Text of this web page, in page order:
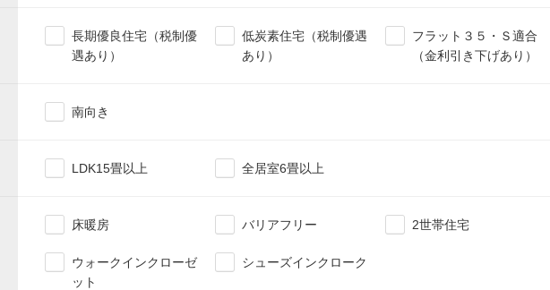
長期優良住宅（税制優
遇あり）
低炭素住宅（税制優遇
あり）
フラット３５・Ｓ適合
（金利引き下げあり）
南向き
LDK15畳以上 全居室6畳以上
床暖房 バリアフリー 2世帯住宅
ウォークインクローゼ
ット
シューズインクローク